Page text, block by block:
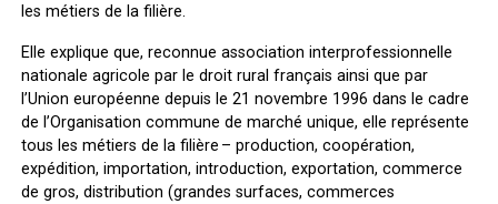
les métiers de la filière.
Elle explique que, reconnue association interprofessionnelle
nationale agricole par le droit rural français ainsi que par
l’Union européenne depuis le 21 novembre 1996 dans le cadre
de l’Organisation commune de marché unique, elle représente
tous les métiers de la filière – production, coopération,
expédition, importation, introduction, exportation, commerce
de gros, distribution (grandes surfaces, commerces